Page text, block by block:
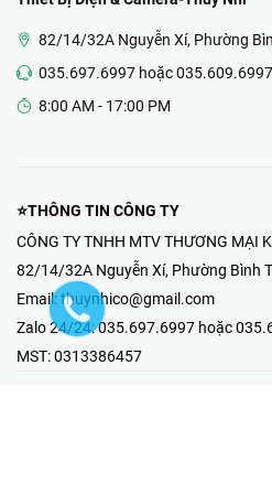
82/14/32A Nguyễn Xí, Phường
035.697.6997 hoặc 035.609.6997
8:00 AM - 17:00 PM
⭐THÔNG TIN CÔNG TY
CÔNG TY TNHH MTV THƯƠNG MẠI
82/14/32A Nguyễn Xí, Phường Bình
Email: thuynhico@gmail.com
Zalo 24/24:035.697.6997 hoặc
MST:0313386457